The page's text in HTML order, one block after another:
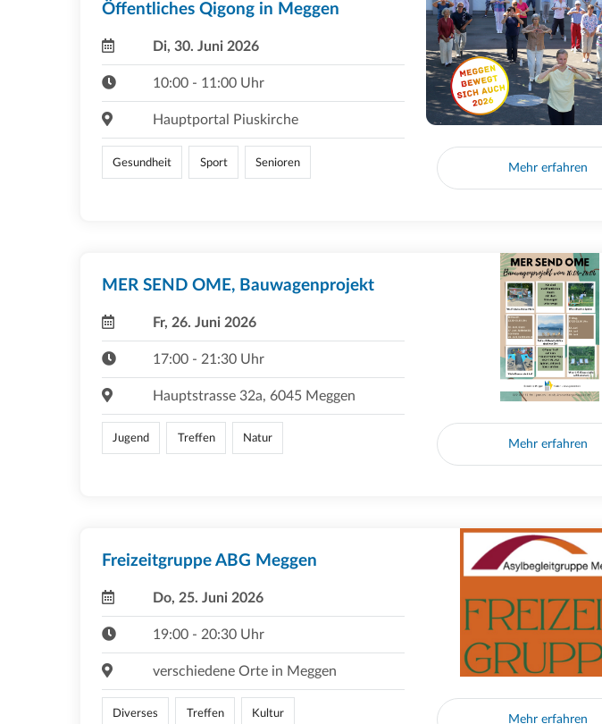
Öffentliches Qigong in Meggen
Di, 30. Juni 2026
10:00 - 11:00 Uhr
Hauptportal Piuskirche
Gesundheit Sport Senioren Mehr erfahren
MER SEND OME, Bauwagenprojekt
Fr, 26. Juni 2026
17:00 - 21:30 Uhr
Hauptstrasse 32a, 6045 Meggen
Jugend Treffen Natur Mehr erfahren
Freizeitgruppe ABG Meggen
Do, 25. Juni 2026
19:00 - 20:30 Uhr
verschiedene Orte in Meggen
Diverses Treffen Kultur Mehr erfahren